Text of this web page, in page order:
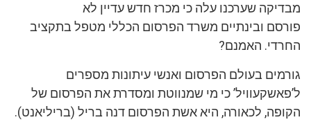
מבדיקה שערכנו עלה כי מכרז חדש עדיין לא
פורסם ובינתיים משרד הפרסום הכללי מטפל בתקציב
החרדי. האמנם?
גורמים בעולם הפרסום ואנשי עיתונות מספרים
ל’פאשקעוויל’ כי מי שמנווטת ומסדרת את הפרסום של
הקופה, לכאורה, היא אשת הפרסום דנה בריל (בריליאנט).